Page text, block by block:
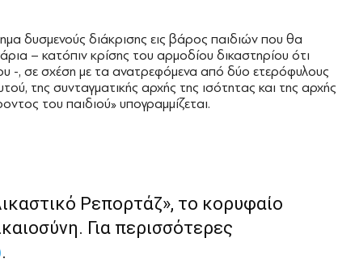
δυσμενούς διάκρισης εις βάρος παιδιών που θα
– κατόπιν κρίσης του αρμοδίου δικαστηρίου ότι
-, σε σχέση με τα ανατρεφόμενα από δύο ετερόφυλους
της συνταγματικής αρχής της ισότητας και της αρχής
του παιδιού» υπογραμμίζεται.
Ρεπορτάζ», το κορυφαίο
Για περισσότερες
.